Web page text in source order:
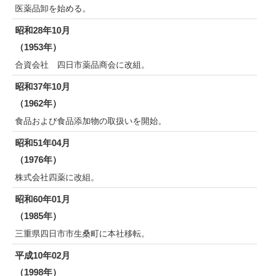
医薬品卸を始める。
昭和28年10月
（1953年）
合資会社 四日市薬品商会に改組。
昭和37年10月
（1962年）
食品および食品添加物の取扱いを開始。
昭和51年04月
（1976年）
株式会社四薬に改組。
昭和60年01月
（1985年）
三重県四日市市生桑町に本社移転。
平成10年02月
（1998年）